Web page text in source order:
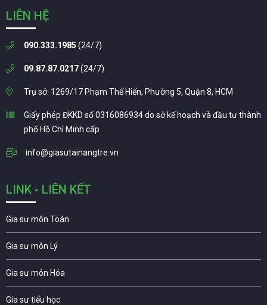
LIÊN HỆ
090.333.1985 (24/7)
09.87.87.0217(24/7)
Trụ sở: 1269/17 Phạm Thế Hiển, Phường 5, Quận 8, HCM
Giấy phép ĐKKD số 0316086934 do sở kế hoạch và đầu tư thành
phố Hồ Chí Minh cấp
info@giasutainangtre.vn
LINK - LIÊN KẾT
Gia sư môn Toán
Gia sư môn Lý
Gia sư môn Hóa
Gia sư tiểu học